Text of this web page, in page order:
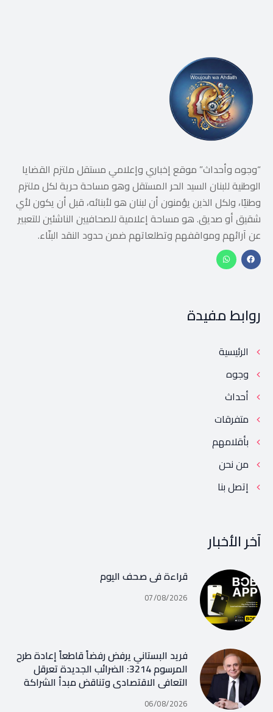
“وجوه وأحداث” موقع إخباري وإعلامي مستقل ملتزم القضايا
الوطنية للبنان السيد الحر المستقل وهو مساحة حرية لكل ملتزم
وطنيًا، ولكل الذين يؤمنون أن لبنان هو لأبنائه، قبل أن يكون لأي
شقيق أو صديق. هو مساحة إعلامية للصحافيين الناشئين للتعبير
عن آرائهم ومواقفهم وتطلعاتهم ضمن حدود النقد البنّاء.
روابط مفيدة
الرئيسية
وجوه
أحداث
متفرقات
بأقلامهم
من نحن
إتصل بنا
آخر الأخبار
قراءة في صحف اليوم
07/08/2026
فريد البستاني يرفض رفضاً قاطعاً إعادة طرح
المرسوم 3214: الضرائب الجديدة تعرقل
التعافي الاقتصادي وتناقض مبدأ الشراكة
06/08/2026